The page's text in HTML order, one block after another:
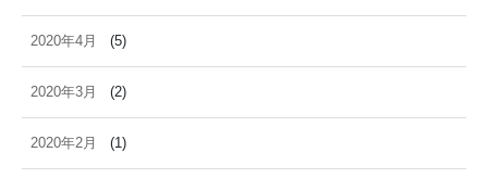
2020年4月 (5)
2020年3月 (2)
2020年2月 (1)